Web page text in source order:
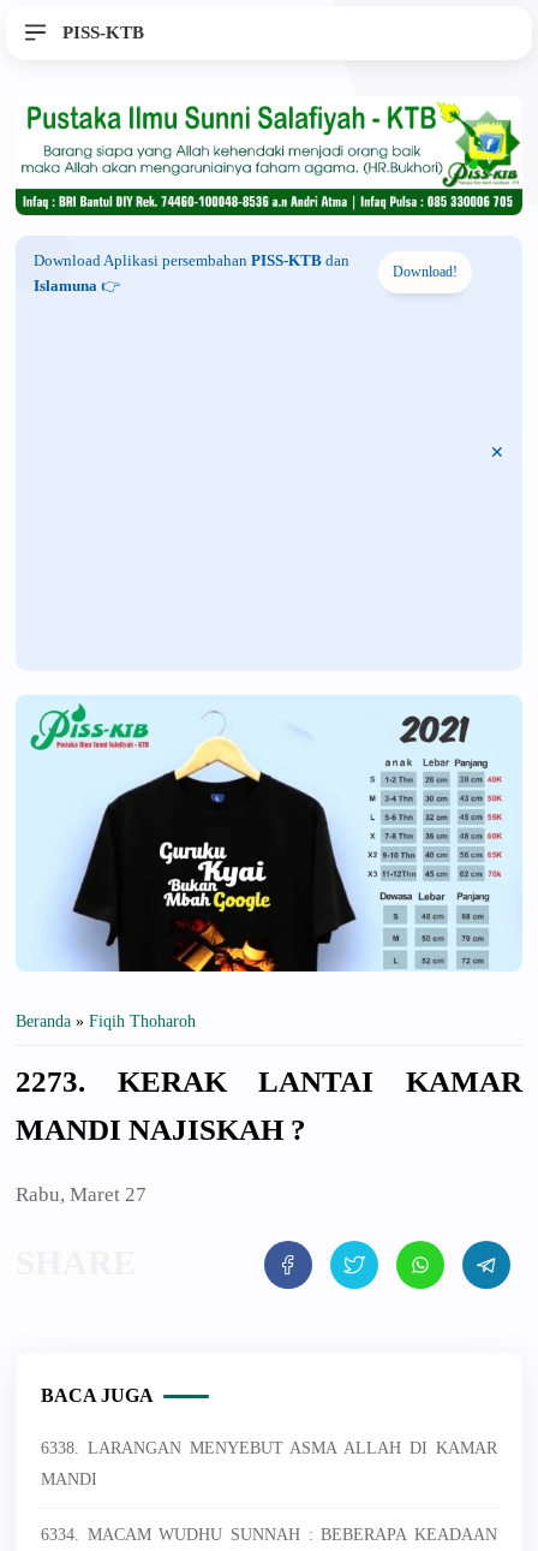
PISS-KTB
Download Aplikasi persembahan PISS-KTB dan
Islamuna 👉
Download!
Beranda » Fiqih Thoharoh
2273. KERAK LANTAI KAMAR
MANDI NAJISKAH ?
Rabu, Maret 27
BACA JUGA
6338. LARANGAN MENYEBUT ASMA ALLAH DI KAMAR
MANDI
6334. MACAM WUDHU SUNNAH : BEBERAPA KEADAAN